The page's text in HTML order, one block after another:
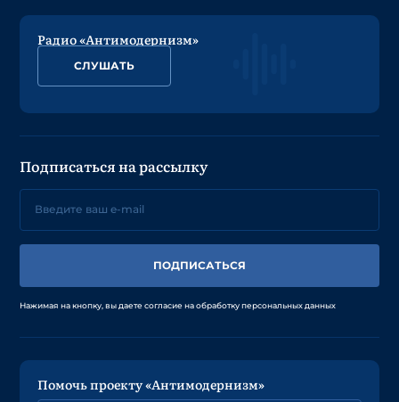
Радио «Антимодернизм»
СЛУШАТЬ
Подписаться на рассылку
ПОДПИСАТЬСЯ
Нажимая на кнопку, вы даете согласие на обработку персональных данных
Помочь проекту «Антимодернизм»